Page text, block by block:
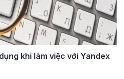
khi làm việc với Yandex